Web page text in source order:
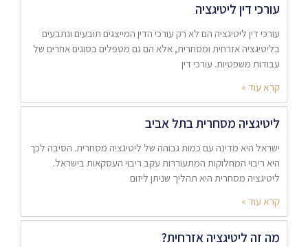
עורכי דין ליטיגציה
עורכי דין ליטיגציה הם לא רק עורכי הדין המייצגים תובעים ונתבעים
בליטיגציה אזרחית ומסחרית, אלא הם גם מטפלים בסוגים אחרים של
עבודות משפטיות. עורכי דין
קרא עוד »
ליטיגציה מסחרית בתל אביב
ישראל היא מדינה עם כמות גבוהה של ליטיגציה מסחרית. הסיבה לכך
היא ריבוי המחלוקות המתעוררות עקב ריבוי העסקאות בישראל.
ליטיגציה מסחרית היא תהליך שניתן ליזום
קרא עוד »
מה זה ליטיגציה אזרחית?